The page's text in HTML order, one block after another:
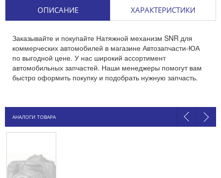
ОПИСАНИЕ ХАРАКТЕРИСТИКИ
Заказывайте и покупайте Натяжной механизм SNR для
коммерческих автомобилей в магазине Автозапчасти-ЮА
по выгодной цене. У нас широкий ассортимент
автомобильных запчастей. Наши менеджеры помогут вам
быстро оформить покупку и подобрать нужную запчасть.
АНАЛОГИ ТОВАРА